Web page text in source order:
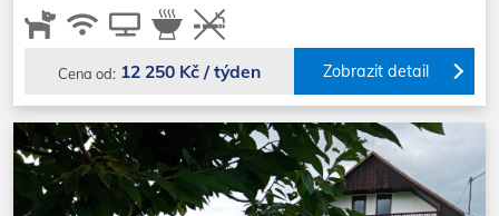
Cena od: 12 250 Kč / týden Zobrazit detail